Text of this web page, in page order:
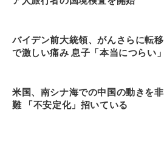
バイデン前大統領、がんさらに転移
で激しい痛み 息子「本当につらい」
米国、南シナ海での中国の動きを非
難 「不安定化」招いている